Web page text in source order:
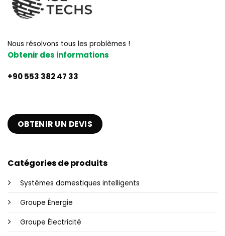
Nous résolvons tous les problèmes !
Obtenir des informations
+90 553 382 47 33
OBTENIR UN DEVIS
Catégories de produits
Systèmes domestiques intelligents
Groupe Énergie
Groupe Électricité